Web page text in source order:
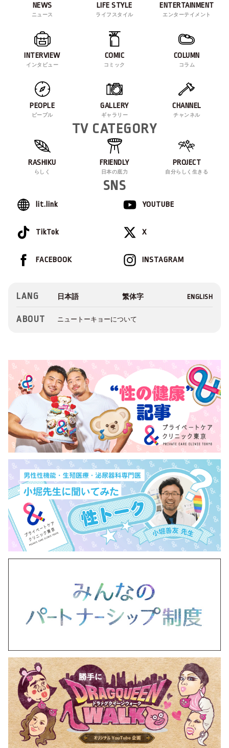
NEWS
ニュース
LIFE STYLE
ライフスタイル
ENTERTAINMENT
エンターテイメント
INTERVIEW
インタビュー
COMIC
コミック
COLUMN
コラム
PEOPLE
ピープル
GALLERY
ギャラリー
CHANNEL
チャンネル
TV CATEGORY
RASHIKU
らしく
FRIENDLY
日本の底力
PROJECT
自分らしく生きる
SNS
lit.link YOUTUBE
TikTok X
INSTAGRAM
FACEBOOK
LANG
ABOUT ニュートーキョーについて